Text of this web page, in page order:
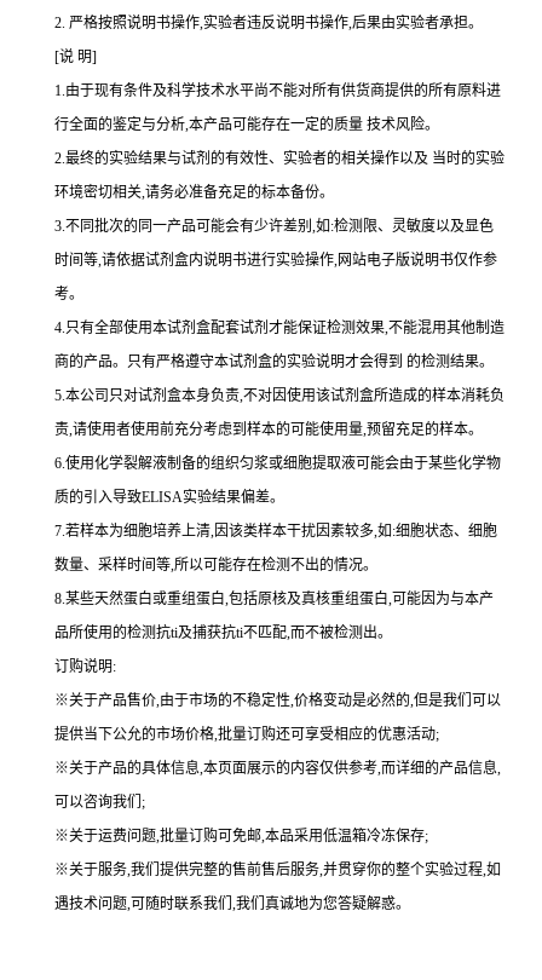
2. 严格按照说明书操作,实验者违反说明书操作,后果由实验者承担。
[说 明]
1.由于现有条件及科学技术水平尚不能对所有供货商提供的所有原料进
行全面的鉴定与分析,本产品可能存在一定的质量 技术风险。
2.最终的实验结果与试剂的有效性、实验者的相关操作以及 当时的实验
环境密切相关,请务必准备充足的标本备份。
3.不同批次的同一产品可能会有少许差别,如:检测限、灵敏度以及显色
时间等,请依据试剂盒内说明书进行实验操作,网站电子版说明书仅作参
考。
4.只有全部使用本试剂盒配套试剂才能保证检测效果,不能混用其他制造
商的产品。只有严格遵守本试剂盒的实验说明才会得到 的检测结果。
5.本公司只对试剂盒本身负责,不对因使用该试剂盒所造成的样本消耗负
责,请使用者使用前充分考虑到样本的可能使用量,预留充足的样本。
6.使用化学裂解液制备的组织匀浆或细胞提取液可能会由于某些化学物
质的引入导致ELISA实验结果偏差。
7.若样本为细胞培养上清,因该类样本干扰因素较多,如:细胞状态、细胞
数量、采样时间等,所以可能存在检测不出的情况。
8.某些天然蛋白或重组蛋白,包括原核及真核重组蛋白,可能因为与本产
品所使用的检测抗ti及捕获抗ti不匹配,而不被检测出。
订购说明:
※关于产品售价,由于市场的不稳定性,价格变动是必然的,但是我们可以
提供当下公允的市场价格,批量订购还可享受相应的优惠活动;
※关于产品的具体信息,本页面展示的内容仅供参考,而详细的产品信息,
可以咨询我们;
※关于运费问题,批量订购可免邮,本品采用低温箱冷冻保存;
※关于服务,我们提供完整的售前售后服务,并贯穿你的整个实验过程,如
遇技术问题,可随时联系我们,我们真诚地为您答疑解惑。